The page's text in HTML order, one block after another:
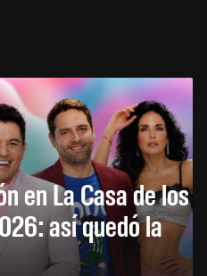
en La Casa de los
así quedó la